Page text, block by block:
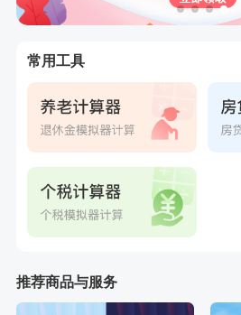
常用工具
推荐商品与服务